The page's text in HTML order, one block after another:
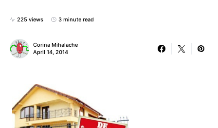
225 views 3 minute read
Corina Mihalache
April 14, 2014